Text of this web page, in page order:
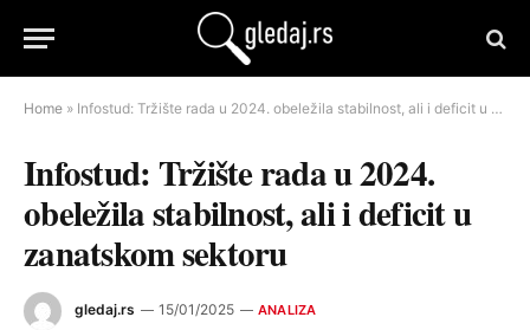
Home » Infostud: Tržište rada u 2024. obeležila stabilnost, ali i deficit u zanatskom sektoru
Infostud: Tržište rada u 2024.
obeležila stabilnost, ali i deficit u
zanatskom sektoru
gledaj.rs 15/01/2025 ANALIZA